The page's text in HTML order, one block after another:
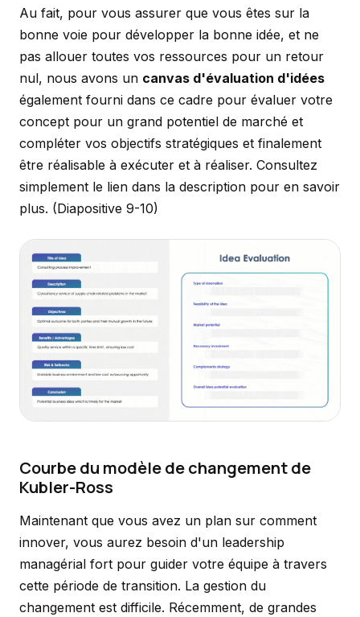
Au fait, pour vous assurer que vous êtes sur la
bonne voie pour développer la bonne idée, et ne
pas allouer toutes vos ressources pour un retour
nul, nous avons un canvas d'évaluation d'idées
également fourni dans ce cadre pour évaluer votre
concept pour un grand potentiel de marché et
compléter vos objectifs stratégiques et finalement
être réalisable à exécuter et à réaliser. Consultez
simplement le lien dans la description pour en savoir
plus. (Diapositive 9-10)
Courbe du modèle de changement de
Kubler-Ross
Maintenant que vous avez un plan sur comment
innover, vous aurez besoin d'un leadership
managérial fort pour guider votre équipe à travers
cette période de transition. La gestion du
changement est difficile. Récemment, de grandes